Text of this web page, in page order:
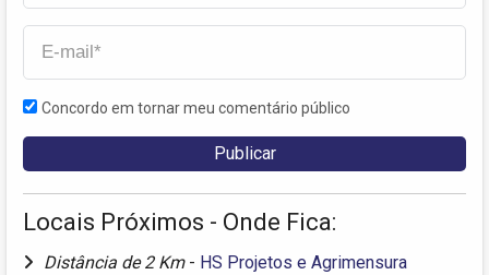
Concordo em tornar meu comentário público
Locais Próximos - Onde Fica:
Distância de 2 Km - HS Projetos e Agrimensura